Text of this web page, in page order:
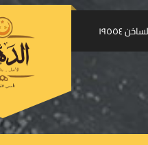
١٩٥٥٤ إرسال
ADDRESS*REQUIRED